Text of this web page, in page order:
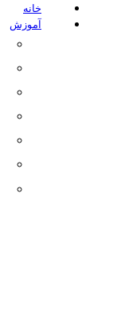
خانه
آموزش